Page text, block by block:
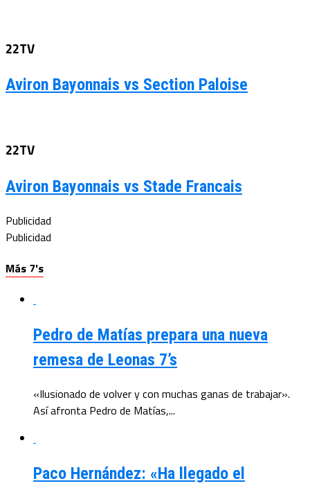
22TV
Aviron Bayonnais vs Section Paloise
22TV
Aviron Bayonnais vs Stade Francais
Publicidad
Publicidad
Más 7's
Pedro de Matías prepara una nueva
remesa de Leonas 7’s
«Ilusionado de volver y con muchas ganas de trabajar».
Así afronta Pedro de Matías,...
Paco Hernández: «Ha llegado el